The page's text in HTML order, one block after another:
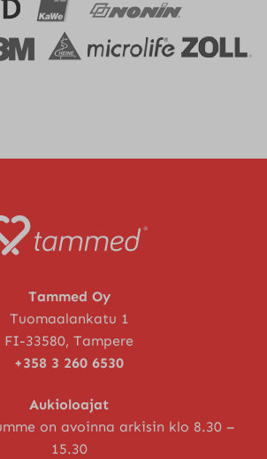
Tammed Oy
Tuomaalankatu 1
FI-33580, Tampere
+358 3 260 6530
Aukioloajat
on avoinna arkisin klo 8.30 –
15.30